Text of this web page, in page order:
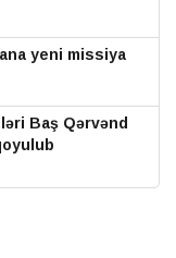
yeni missiya
Baş Qərvənd